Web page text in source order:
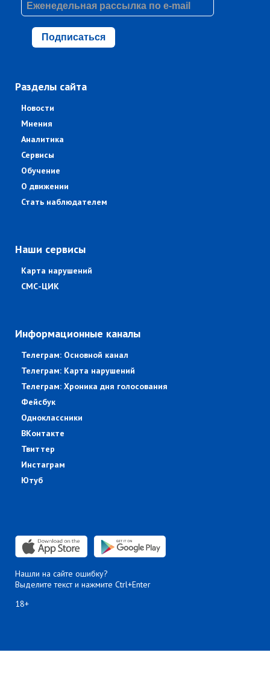
Подписаться
Разделы сайта
Новости
Мнения
Аналитика
Сервисы
Обучение
О движении
Стать наблюдателем
Наши сервисы
Карта нарушений
СМС-ЦИК
Информационные каналы
Телеграм: Основной канал
Телеграм: Карта нарушений
Телеграм: Хроника дня голосования
Фейсбук
Одноклассники
ВКонтакте
Твиттер
Инстаграм
Ютуб
Нашли на сайте ошибку?
Выделите текст и нажмите Ctrl+Enter
18+